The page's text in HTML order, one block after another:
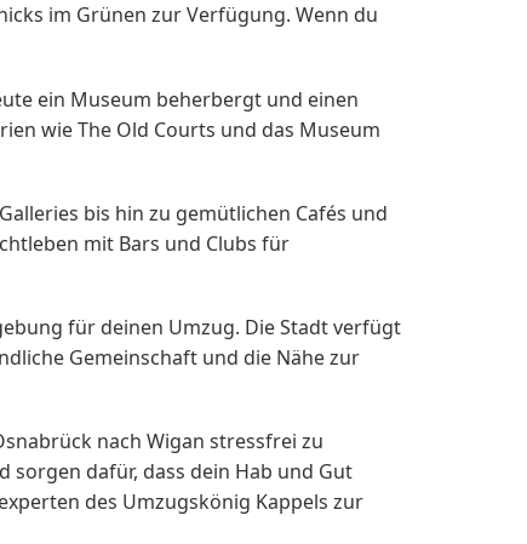
im Grünen zur Verfügung. Wenn du
ein Museum beherbergt und einen
wie The Old Courts und das Museum
bis hin zu gemütlichen Cafés und
mit Bars und Clubs für
für deinen Umzug. Die Stadt verfügt
Gemeinschaft und die Nähe zur
nach Wigan stressfrei zu
dafür, dass dein Hab und Gut
des Umzugskönig Kappels zur